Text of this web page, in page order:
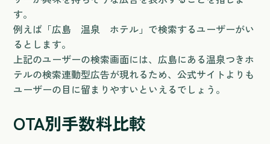
す。
例えば「広島 温泉 ホテル」で検索するユーザーがい
るとします。
上記のユーザーの検索画面には、広島にある温泉つきホ
テルの検索連動型広告が現れるため、公式サイトよりも
ユーザーの目に留まりやすいといえるでしょう。
OTA別手数料比較